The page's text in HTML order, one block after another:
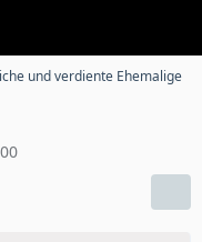
und verdiente Ehemalige